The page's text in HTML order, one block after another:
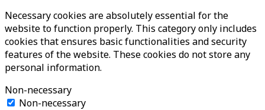
Necessary cookies are absolutely essential for the
website to function properly. This category only includes
cookies that ensures basic functionalities and security
features of the website. These cookies do not store any
personal information.
Non-necessary
Non-necessary